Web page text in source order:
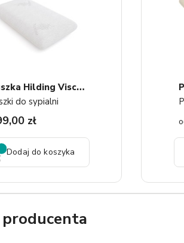
P
Oduszka Hilding Visco Green
do sypialni
zł
Dodaj do koszyka